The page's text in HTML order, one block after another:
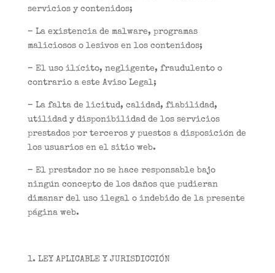
servicios y contenidos;
– La existencia de malware, programas
maliciosos o lesivos en los contenidos;
– El uso ilícito, negligente, fraudulento o
contrario a este Aviso Legal;
– La falta de licitud, calidad, fiabilidad,
utilidad y disponibilidad de los servicios
prestados por terceros y puestos a disposición de
los usuarios en el sitio web.
– El prestador no se hace responsable bajo
ningún concepto de los daños que pudieran
dimanar del uso ilegal o indebido de la presente
página web.
LEY APLICABLE Y JURISDICCIÓN